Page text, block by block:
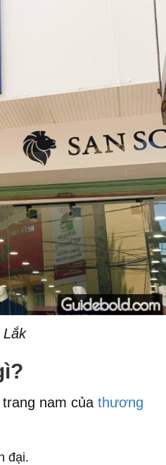
Lắk
nam của thương
đại.